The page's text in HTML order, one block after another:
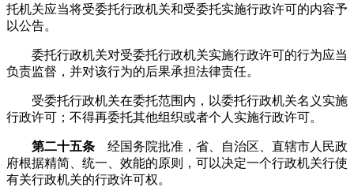
托机关应当将受委托行政机关和受委托实施行政许可的内容予
以公告。
委托行政机关对受委托行政机关实施行政许可的行为应当
负责监督，并对该行为的后果承担法律责任。
受委托行政机关在委托范围内，以委托行政机关名义实施
行政许可；不得再委托其他组织或者个人实施行政许可。
第二十五条 经国务院批准，省、自治区、直辖市人民政
府根据精简、统一、效能的原则，可以决定一个行政机关行使
有关行政机关的行政许可权。